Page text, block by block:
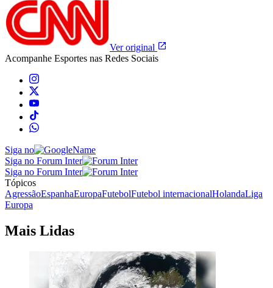
Ver original
Acompanhe Esportes nas Redes Sociais
Siga no
Siga no Forum Inter
Siga no Forum Inter
Tópicos
AgressãoEspanhaEuropaFutebolFutebol internacionalHolandaLiga
Europa
Mais Lidas